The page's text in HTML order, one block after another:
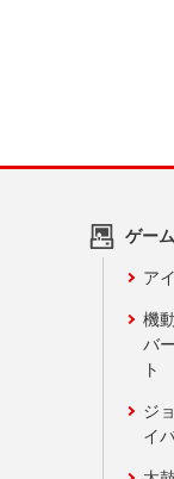
ゲー
ア
機
バ
ト
ジ
イ